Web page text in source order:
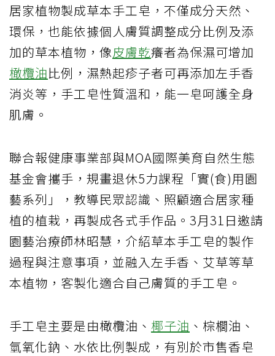
居家植物製成草本手工皂，不僅成分天然、
環保，也能依據個人膚質調整成分比例及添
加的草本植物，像皮膚乾癢者為保濕可增加
橄欖油比例，濕熱起疹子者可再添加左手香
消炎等，手工皂性質溫和，能一皂呵護全身
肌膚。
聯合報健康事業部與MOA國際美育自然生態
基金會攜手，規畫退休5力課程「實(食)用園
藝系列」，教導民眾認識、照顧適合居家種
植的植栽，再製成各式手作品。3月31日邀請
園藝治療師林昭慧，介紹草本手工皂的製作
過程與注意事項，並融入左手香、艾草等草
本植物，客製化適合自己膚質的手工皂。
手工皂主要是由橄欖油、 椰子油 、棕櫚油、
氫氧化鈉、水依比例製成，有別於市售香皂